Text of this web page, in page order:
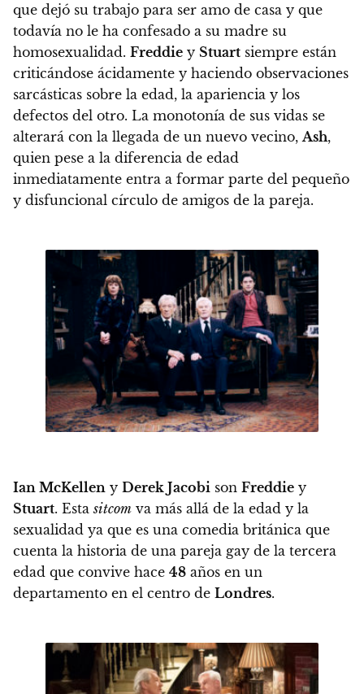
que dejó su trabajo para ser amo de casa y que
todavía no le ha confesado a su madre su
homosexualidad. Freddie y Stuart siempre están
criticándose ácidamente y haciendo observaciones
sarcásticas sobre la edad, la apariencia y los
defectos del otro. La monotonía de sus vidas se
alterará con la llegada de un nuevo vecino, Ash,
quien pese a la diferencia de edad
inmediatamente entra a formar parte del pequeño
y disfuncional círculo de amigos de la pareja.
Ian McKellen y Derek Jacobi son Freddie y
Stuart. Estasitcom va más allá de la edad y la
sexualidad ya que es una comedia británica que
cuenta la historia de una pareja gay de la tercera
edad que convive hace 48 años en un
departamento en el centro de Londres.